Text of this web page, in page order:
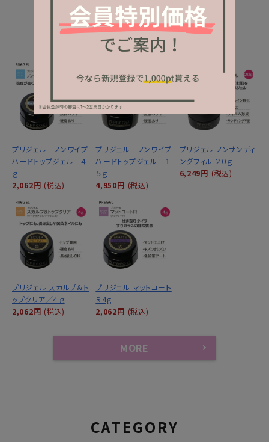
NEW ITEM
新着商品
プリジェル ノンワイプ
ハードトップジェル ４
ｇ
2,062円 (税込)
プリジェル ノンワイプ
ハードトップジェル １
５ｇ
4,950円 (税込)
プリジェル ノンサンディ
ングフィル ２０ｇ
6,249円 (税込)
プリジェル スカルプ＆ト
ップクリア／４ｇ
2,062円 (税込)
プリジェル マットコート
Ｒ4g
2,062円 (税込)
MORE
CATEGORY